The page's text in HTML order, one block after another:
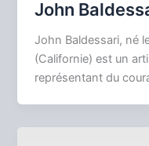
John
John Baldessari, né
(Californie) est un
représentant du